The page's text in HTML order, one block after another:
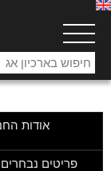
אודות
פריטים